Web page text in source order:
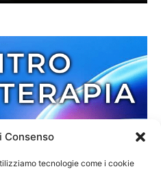
Consenso
tecnologie come i cookie